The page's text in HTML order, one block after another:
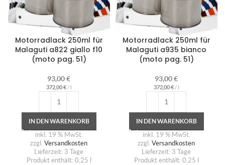
Motorradlack 250ml für
Malaguti a822 giallo f10
(moto pag. 51)
93,00€
372,00€/ l
IN DEN WARENKORB
inkl. 19 % MwSt.
zzgl. Versandkosten
Lieferzeit: 3 Tage
Produkt enthält: 0,25
Motorradlack 250ml für
Malaguti a935 bianco
(moto pag. 51)
93,00€
372,00€/ l
IN DEN WARENKORB
inkl. 19 % MwSt.
zzgl. Versandkosten
Lieferzeit: 3 Tage
Produkt enthält: 0,25